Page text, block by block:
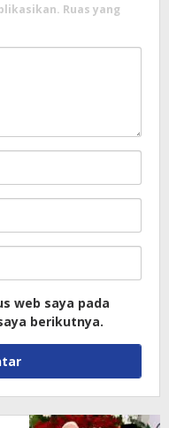
Ruas yang
web saya pada
berikutnya.